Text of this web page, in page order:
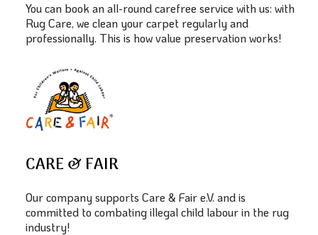
You can book an all-round carefree service with us: with
Rug Care, we clean your carpet regularly and
professionally. This is how value preservation works!
CARE & FAIR
Our company supports Care & Fair e.V. and is
committed to combating illegal child labour in the rug
industry!